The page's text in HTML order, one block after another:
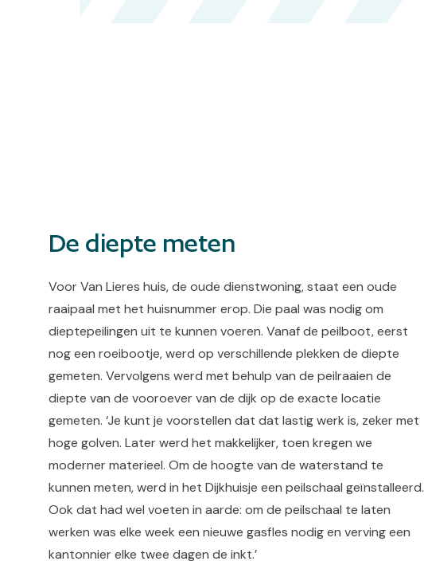
De diepte meten
Voor Van Lieres huis, de oude dienstwoning, staat een oude
raaipaal met het huisnummer erop. Die paal was nodig om
dieptepeilingen uit te kunnen voeren. Vanaf de peilboot, eerst
nog een roeibootje, werd op verschillende plekken de diepte
gemeten. Vervolgens werd met behulp van de peilraaien de
diepte van de vooroever van de dijk op de exacte locatie
gemeten. ‘Je kunt je voorstellen dat dat lastig werk is, zeker met
hoge golven. Later werd het makkelijker, toen kregen we
moderner materieel. Om de hoogte van de waterstand te
kunnen meten, werd in het Dijkhuisje een peilschaal geïnstalleerd.
Ook dat had wel voeten in aarde: om de peilschaal te laten
werken was elke week een nieuwe gasfles nodig en verving een
kantonnier elke twee dagen de inkt.’